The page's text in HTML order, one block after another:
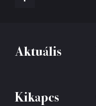
Aktuális
Kikapcs